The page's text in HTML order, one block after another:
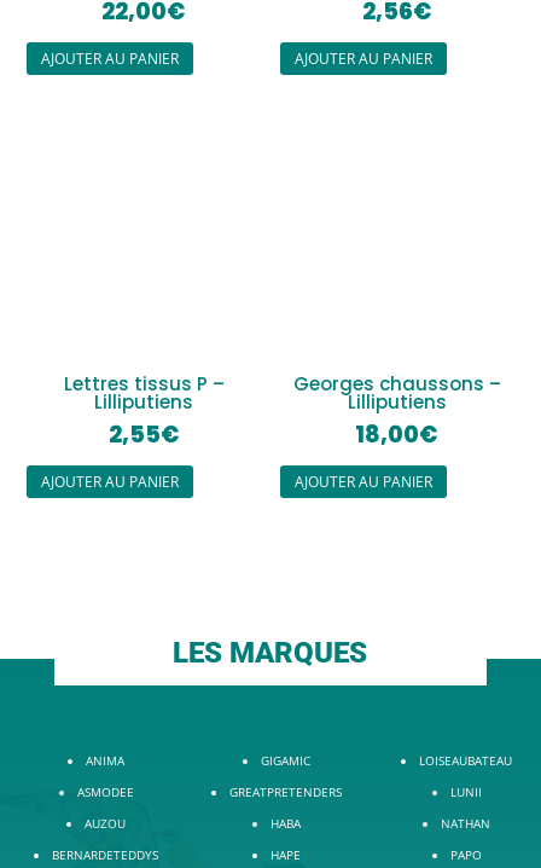
22,00€
AJOUTER AU PANIER
2,56€
AJOUTER AU PANIER
Lettres tissus P –
Lilliputiens
2,55€
AJOUTER AU PANIER
Georges chaussons –
Lilliputiens
18,00€
AJOUTER AU PANIER
LES MARQUES
ANIMA
ASMODEE
AUZOU
BERNARDETEDDYS
GIGAMIC
GREATPRETENDERS
HABA
HAPE
LOISEAUBATEAU
LUNII
NATHAN
PAPO